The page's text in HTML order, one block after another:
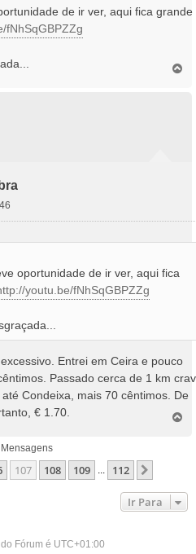
de ir ver, aqui fica grande
fNhSqGBPZZg
oportunidade de ir ver, aqui fica
youtu.be/fNhSqGBPZZg
Entrei em Ceira e pouco
Passado cerca de 1 km
Condeixa, mais 70 cêntimos. De
€ 1.70.
107 108 109 ... 112
Ir Para
Fórum é UTC+01:00